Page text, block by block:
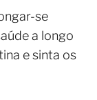
se
a longo
e sinta os